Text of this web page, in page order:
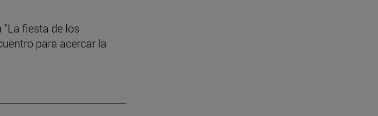
"La fiesta de los
para acercar la